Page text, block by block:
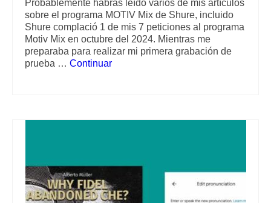
Probablemente habrás leído varios de mis artículos
sobre el programa MOTIV Mix de Shure, incluido
Shure complació 1 de mis 7 peticiones al programa
Motiv Mix en octubre del 2024. Mientras me
preparaba para realizar mi primera grabación de
prueba … Continuar